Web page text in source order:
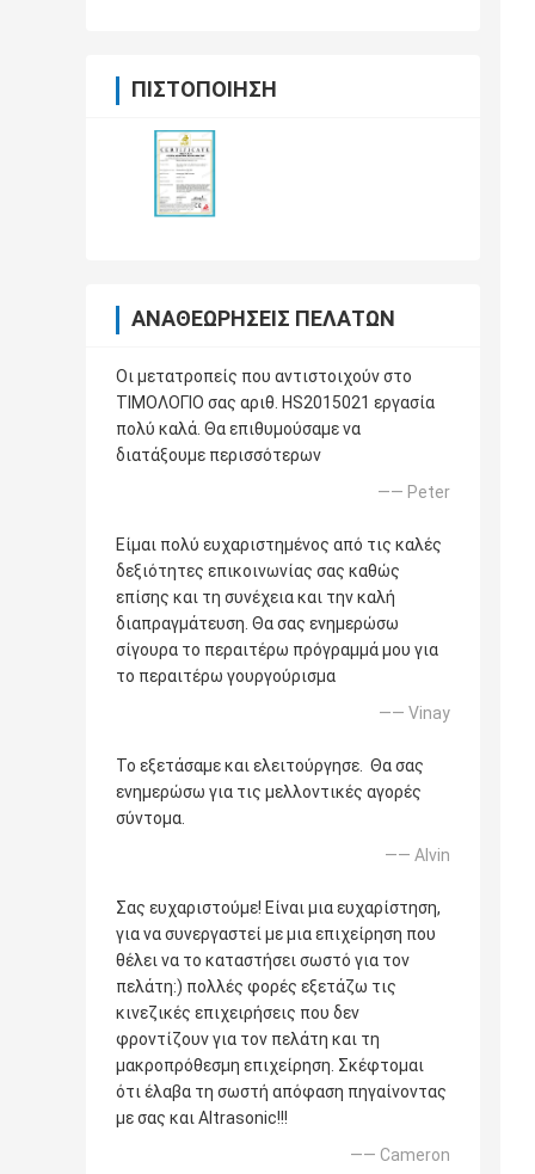
ΠΙΣΤΟΠΟΊΗΣΗ
ΑΝΑΘΕΩΡΉΣΕΙΣ ΠΕΛΑΤΏΝ
Οι μετατροπείς που αντιστοιχούν στο
ΤΙΜΟΛΟΓΙΟ σας αριθ. HS2015021 εργασία
πολύ καλά. Θα επιθυμούσαμε να
διατάξουμε περισσότερων
—— Peter
Είμαι πολύ ευχαριστημένος από τις καλές
δεξιότητες επικοινωνίας σας καθώς
επίσης και τη συνέχεια και την καλή
διαπραγμάτευση. Θα σας ενημερώσω
σίγουρα το περαιτέρω πρόγραμμά μου για
το περαιτέρω γουργούρισμα
—— Vinay
Το εξετάσαμε και ελειτούργησε. Θα σας
ενημερώσω για τις μελλοντικές αγορές
σύντομα.
—— Alvin
Σας ευχαριστούμε! Είναι μια ευχαρίστηση,
για να συνεργαστεί με μια επιχείρηση που
θέλει να το καταστήσει σωστό για τον
πελάτη:) πολλές φορές εξετάζω τις
κινεζικές επιχειρήσεις που δεν
φροντίζουν για τον πελάτη και τη
μακροπρόθεσμη επιχείρηση. Σκέφτομαι
ότι έλαβα τη σωστή απόφαση πηγαίνοντας
με σας και Altrasonic!!!
—— Cameron